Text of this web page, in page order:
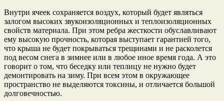
Внутри ячеек сохраняется воздух, который будет являться
залогом высоких звукоизоляционных и теплоизоляционных
свойств материала. При этом ребра жесткости обуславливают
ему высокую прочность, которая выступает гарантией того,
что крыша не будет покрываться трещинами и не расколется
под весом снега в зимнее или в любое иное время года. А это
говорит о том, что беседку или теплицу не нужно будет
демонтировать на зиму. При всем этом в окружающее
пространство не выделяются токсины, и отличается большой
долговечностью.